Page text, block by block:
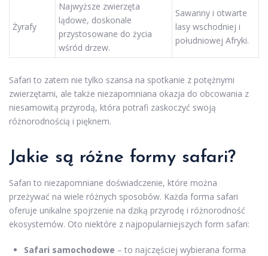
Żyrafy
Najwyższe zwierzęta
lądowe, doskonale
przystosowane do życia
wśród drzew.
Sawanny i otwarte
lasy wschodniej i
południowej Afryki.
Safari to zatem nie tylko szansa na spotkanie z potężnymi
zwierzętami, ale także niezapomniana okazja do obcowania z
niesamowitą przyrodą, która potrafi zaskoczyć swoją
różnorodnością i pięknem.
Jakie są różne formy safari?
Safari to niezapomniane doświadczenie, które można
przeżywać na wiele różnych sposobów. Każda forma safari
oferuje unikalne spojrzenie na dziką przyrodę i różnorodność
ekosystemów. Oto niektóre z najpopularniejszych form safari:
Safari samochodowe – to najczęściej wybierana forma